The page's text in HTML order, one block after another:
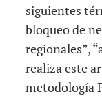
siguientes
bloqueo de
regionales”,
realiza este
metodología